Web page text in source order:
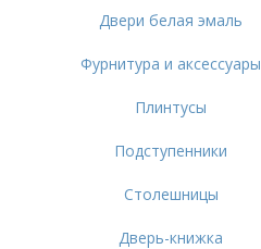
Двери белая эмаль
Фурнитура и аксессуары
Плинтусы
Подступенники
Столешницы
Дверь-книжка